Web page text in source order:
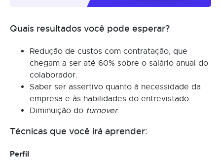
Quais resultados você pode esperar?
Redução de custos com contratação, que
chegam a ser até 60% sobre o salário anual do
colaborador.
Saber ser assertivo quanto à necessidade da
empresa e às habilidades do entrevistado.
Diminuição do turnover.
Técnicas que você irá aprender:
Perfil